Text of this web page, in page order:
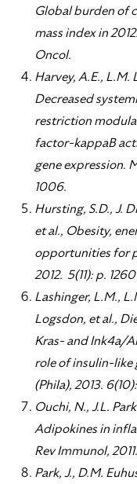
Global burden of
mass index in
Oncol.
Harvey, A.E., L.M.
Decreased
restriction
factor-kappaB
gene expression.
1006.
Hursting, S.D., J.
et al., Obesity,
opportunities for
2012. 5(11): p.
Lashinger, L.M.,
Logsdon, et al.,
Kras- and Ink4a/
role of insulin-like
(Phila), 2013.
Ouchi, N., J.L.
Adipokines in
Rev Immunol,
Park, J., D.M.